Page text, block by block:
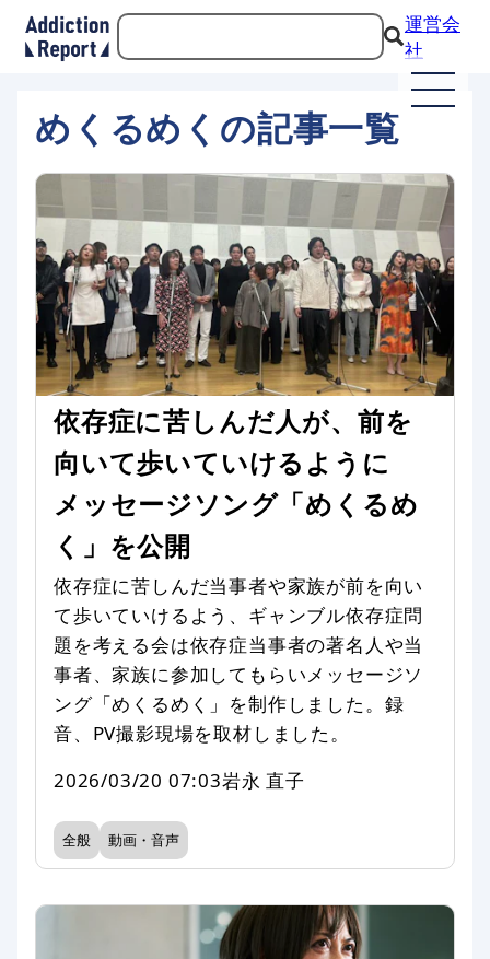
運営会
社
めくるめくの記事一覧
依存症に苦しんだ人が、前を
向いて歩いていけるように
メッセージソング「めくるめ
く」を公開
依存症に苦しんだ当事者や家族が前を向い
て歩いていけるよう、ギャンブル依存症問
題を考える会は依存症当事者の著名人や当
事者、家族に参加してもらいメッセージソ
ング「めくるめく」を制作しました。録
音、PV撮影現場を取材しました。
2026/03/20 07:03岩永 直子
全般 動画・音声